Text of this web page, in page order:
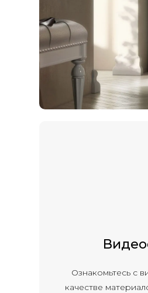
Ознакомьтесь с
качестве